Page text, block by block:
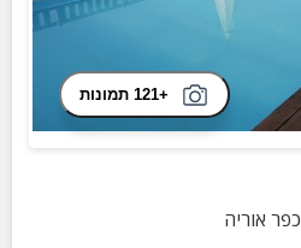
+121 תמונות
כפר אוריה